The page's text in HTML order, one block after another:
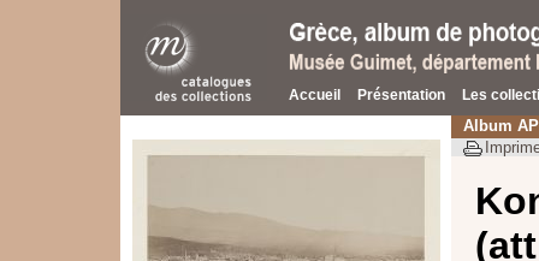
Accueil Présentation Les
Album